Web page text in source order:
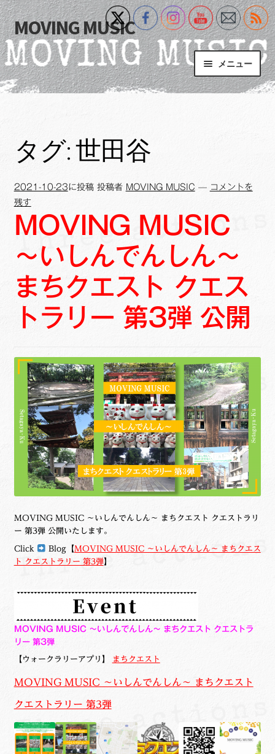
ナ
ビ
ゲ
ー
シ
ス
キ
プ
コ
ン
テ
ン
ツ
ッ
プ
MOVING MUSIC
メニュー
Home
ュ
What’s New
Blog
+MM Online Video Platform
ュ
ー
を
展
フォトギャラリー
メ
ニ
ュ
ー
展
開
Links
サ
ブ
メ
ニ
ー
を
展
開
せたがや生涯現役ネットワーク
サ
ブ
ニ
ュ
ー
を
展
開
ブ
メ
ニ
ュ
ー
を
展
開
出演希望/お問い合わせフォーム
Contact
タグ:世田谷
2021-10-23に投稿 投稿者 MOVING MUSIC — コメントを
残す
MOVING MUSIC
～いしんでんしん～
まちクエスト クエス
トラリー 第3弾 公開
MOVING MUSIC ～いしんでんしん～ まちクエスト クエストラリ
ー 第3弾 公開いたします。
Click Blog【MOVING MUSIC ～いしんでんしん～ まちクエス
ト クエストラリー 第3弾】
MOVING MUSIC ～いしんでんしん～ まちクエスト クエストラ
リー 第3弾
【ウォークラリーアプリ】 まちクエスト
MOVING MUSIC ～いしんでんしん～ まちクエスト
クエストラリー 第3弾